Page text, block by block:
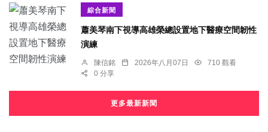
綜合新聞
蕭美琴南下視導高雄榮總設置地下醫療空間韌性
演練
陳信銘 2026年八月07日
710 觀看
0 分享
更多最新新聞